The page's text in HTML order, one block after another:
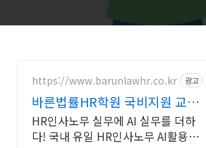
https://www.barunlawhr.co.kr 광고
바른법률HR학원 국비지원 교육
과정
HR인사노무 실무에 AI 실무를 더하
다! 국내 유일 HR인사노무 AI활용